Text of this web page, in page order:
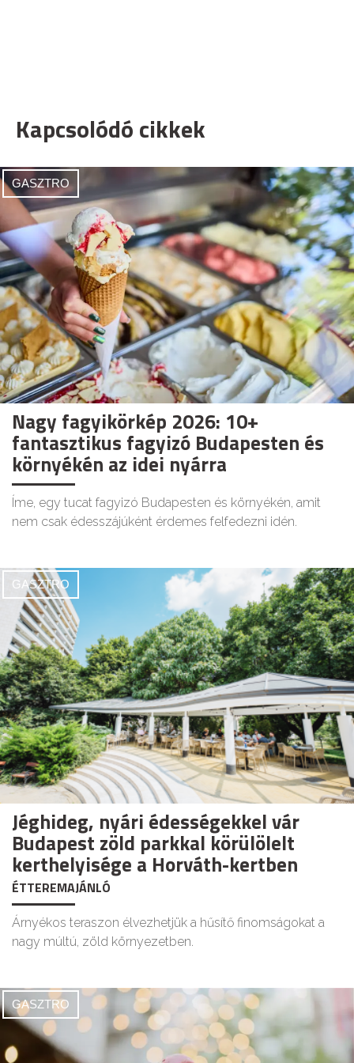
Kapcsolódó cikkek
GASZTRO
Nagy fagyikörkép 2026: 10+
fantasztikus fagyizó Budapesten és
környékén az idei nyárra
Íme, egy tucat fagyizó Budapesten és környékén, amit
nem csak édesszájúként érdemes felfedezni idén.
GASZTRO
Jéghideg, nyári édességekkel vár
Budapest zöld parkkal körülölelt
kerthelyisége a Horváth-kertben
ÉTTEREMAJÁNLÓ
Árnyékos teraszon élvezhetjük a hűsítő finomságokat a
nagy múltú, zöld környezetben.
GASZTRO